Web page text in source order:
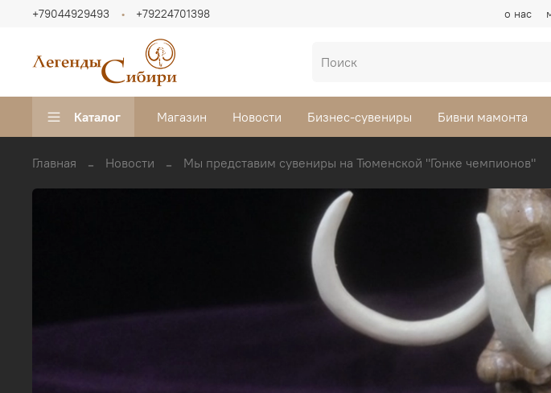
о нас
+79044929493 +79224701398
Каталог Магазин Новости Бизнес-сувениры Бивни мамонта
Главная Новости Мы представим сувениры на Тюменской "Гонке чемпионов"